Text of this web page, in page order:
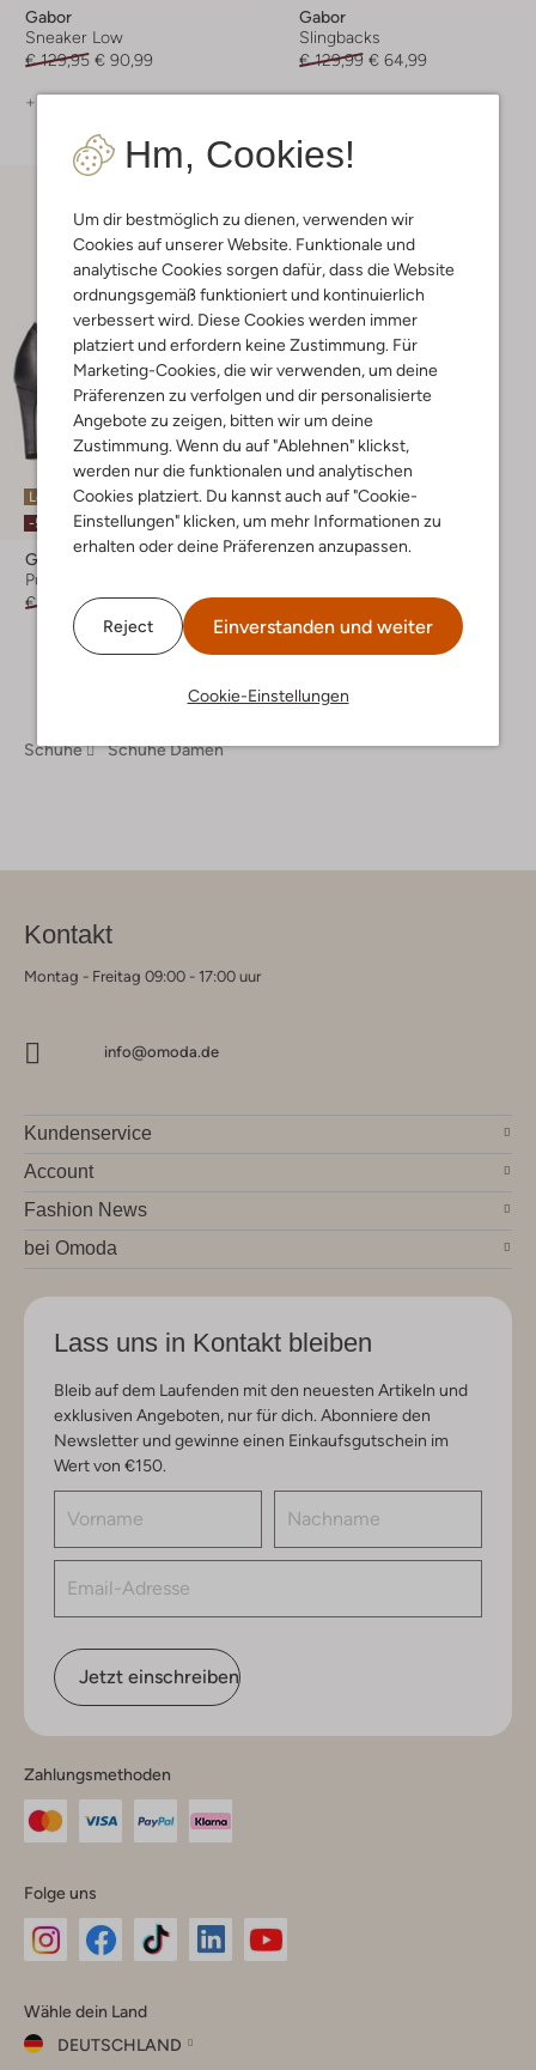
Hm, Cookies!
Um dir bestmöglich zu dienen, verwenden wir
Cookies auf unserer Website. Funktionale und
analytische Cookies sorgen dafür, dass die Website
ordnungsgemäß funktioniert und kontinuierlich
verbessert wird. Diese Cookies werden immer
platziert und erfordern keine Zustimmung. Für
Marketing-Cookies, die wir verwenden, um deine
Präferenzen zu verfolgen und dir personalisierte
Angebote zu zeigen, bitten wir um deine
Zustimmung. Wenn du auf "Ablehnen" klickst,
werden nur die funktionalen und analytischen
Cookies platziert. Du kannst auch auf "Cookie-
Einstellungen" klicken, um mehr Informationen zu
erhalten oder deine Präferenzen anzupassen.
Reject Einverstanden und weiter
Cookie-Einstellungen
Gabor
Sneaker Low
€ 129,95 € 90,99
+ mehr farben
Gabor
Slingbacks
€ 129,99 € 64,99
Letzte Größen
-50%
Gabor
Pumps
€ 119,95 € 59,99
Schuhe Schuhe Damen
Kontakt
Montag - Freitag 09:00 - 17:00 uur
info@omoda.de
Kundenservice
Account
Fashion News
bei Omoda
Lass uns in Kontakt bleiben
Bleib auf dem Laufenden mit den neuesten Artikeln und
exklusiven Angeboten, nur für dich. Abonniere den
Newsletter und gewinne einen Einkaufsgutschein im
Wert von €150.
Jetzt einschreiben
Zahlungsmethoden
Folge uns
Instagram
Facebook
TikTok
Wähle dein Land
DEUTSCHLAND